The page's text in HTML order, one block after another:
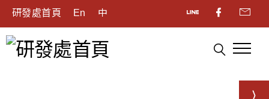
研發處首頁 En 中